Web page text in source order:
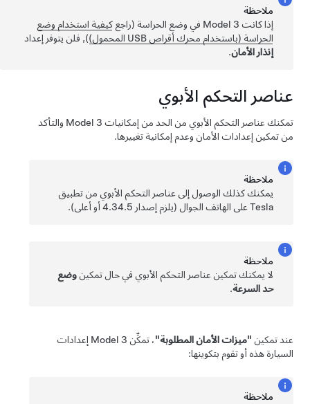
ملاحظة
إذا كانتModel 3في وضع الحراسة (راجعكيفية استخدام وضع
الحراسة (باستخدام محرك أقراص USB المحمول)
), فلن يتوفر إعداد
إنذار الأمان.
عناصر التحكم الأبوي
تمكنك عناصر التحكم الأبوي من الحد من إمكانياتModel 3والتأكد
من تمكين إعدادات الأمان وعدم إمكانية تغييرها.
ملاحظة
يمكنك كذلك الوصول إلى عناصر التحكم الأبوي من تطبيق
Tesla على الهاتف الجوال (يلزم إصدار 4.34.5 أو أعلى).
ملاحظة
لا يمكنك تمكين عناصر التحكم الأبوي في حال تمكينوضع
حد السرعة.
عند تمكين"ميزات الأمان المطلوبة"، تمكِّنModel 3إعدادات
السيارة هذه أو تقوم بتكوينها:
ملاحظة